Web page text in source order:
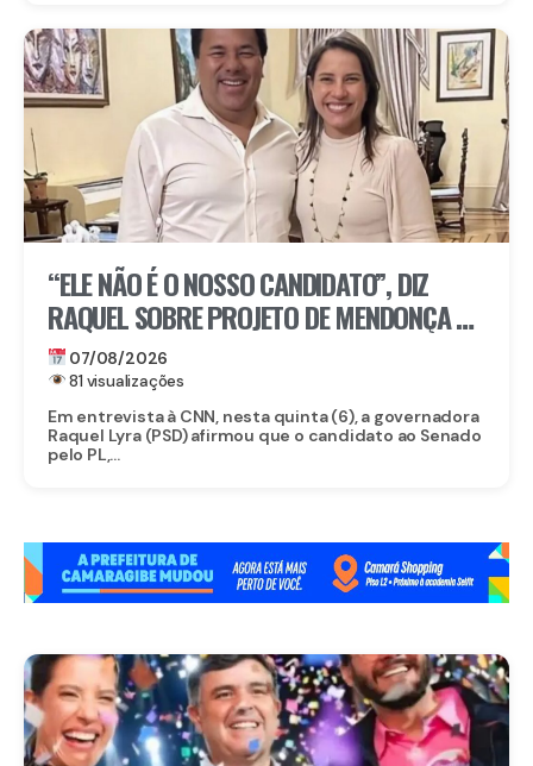
“ELE NÃO É O NOSSO CANDIDATO”, DIZ
RAQUEL SOBRE PROJETO DE MENDONÇA AO
SENADO
07/08/2026
81 visualizações
Em entrevista à CNN, nesta quinta (6), a governadora
Raquel Lyra (PSD) afirmou que o candidato ao Senado
pelo PL,...